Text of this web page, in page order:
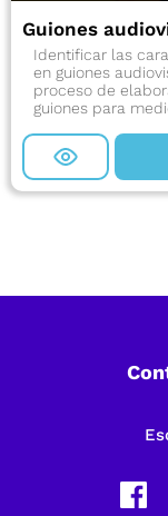
Guiones
Identificar las
en guiones
proceso de
guiones para